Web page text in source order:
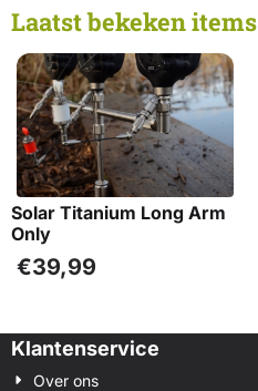
Laatst bekeken items
Solar Titanium Long Arm
Only
€39,99
Klantenservice
Over ons